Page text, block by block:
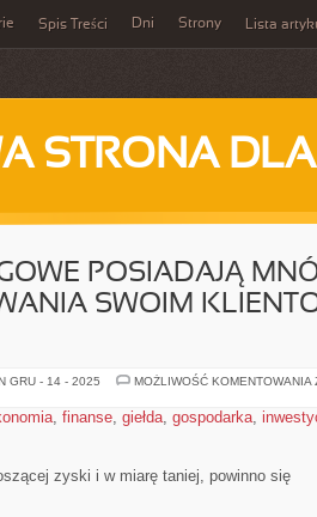
Spis Treści Dni Strony Lista
STRONA DLA
POSIADAJĄ
SWOIM
GRU - 14 - 2025 MOŻLIWOŚĆ KOMENTOWANIA
, finanse, giełda, gospodarka,
zyski i w miarę taniej, powinno się